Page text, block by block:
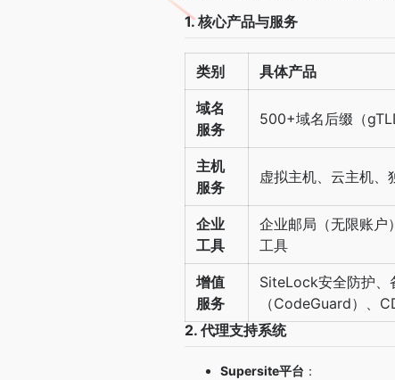
1. 核心产品与服务
类别 具体产品
域名
服务
500+域名后缀（
主机
服务
虚拟主机、云主机、
企业
工具
企业邮局（无限账户
工具
增值
服务
SiteLock安全防护、
（CodeGuard）、
2. 代理支持系统
Supersite平台 ：